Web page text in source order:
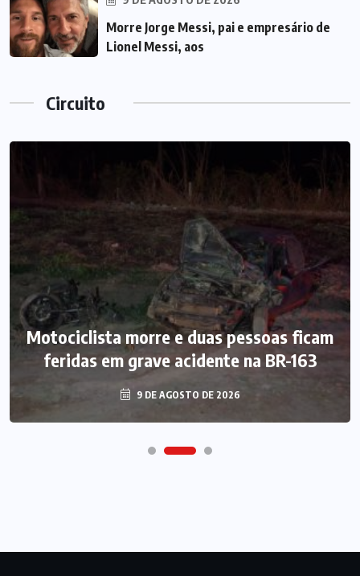
Morre Jorge Messi, pai e empresário de
Lionel Messi, aos
Circuito
Motociclista morre e duas pessoas ficam
feridas em grave acidente na BR-163
9 DE AGOSTO DE 2026